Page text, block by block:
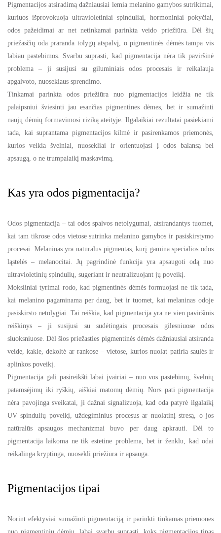
Pigmentacijos atsiradimą dažniausiai lemia melanino gamybos sutrikimai,
kuriuos išprovokuoja ultravioletiniai spinduliai, hormoniniai pokyčiai,
odos pažeidimai ar net netinkamai parinkta veido priežiūra. Dėl šių
priežasčių oda praranda tolygų atspalvį, o pigmentinės dėmės tampa vis
labiau pastebimos. Svarbu suprasti, kad pigmentacija nėra tik paviršinė
problema – ji susijusi su giluminiais odos procesais ir reikalauja
apgalvoto, nuoseklaus sprendimo.
Tinkamai parinkta odos priežiūra nuo pigmentacijos leidžia ne tik
palaipsniui šviesinti jau esančias pigmentines dėmes, bet ir sumažinti
naujų dėmių formavimosi riziką ateityje. Ilgalaikiai rezultatai pasiekiami
tada, kai suprantama pigmentacijos kilmė ir pasirenkamos priemonės,
kurios veikia švelniai, nuosekliai ir orientuojasi į odos balansą bei
apsaugą, o ne trumpalaikį maskavimą.
Kas yra odos pigmentacija?
Odos pigmentacija – tai odos spalvos netolygumai, atsirandantys tuomet,
kai tam tikrose odos vietose sutrinka melanino gamybos ir pasiskirstymo
procesai. Melaninas yra natūralus pigmentas, kurį gamina specialios odos
ląstelės – melanocitai. Jų pagrindinė funkcija yra apsaugoti odą nuo
ultravioletinių spindulių, sugeriant ir neutralizuojant jų poveikį.
Moksliniai tyrimai rodo, kad pigmentinės dėmės formuojasi ne tik tada,
kai melanino pagaminama per daug, bet ir tuomet, kai melaninas odoje
pasiskirsto netolygiai. Tai reiškia, kad pigmentacija yra ne vien paviršinis
reiškinys – ji susijusi su sudėtingais procesais gilesniuose odos
sluoksniuose. Dėl šios priežasties pigmentinės dėmės dažniausiai atsiranda
veide, kakle, dekoltė ar rankose – vietose, kurios nuolat patiria saulės ir
aplinkos poveikį.
Pigmentacija gali pasireikšti labai įvairiai – nuo vos pastebimų, švelnių
patamsėjimų iki ryškių, aiškiai matomų dėmių. Nors pati pigmentacija
nėra pavojinga sveikatai, ji dažnai signalizuoja, kad oda patyrė ilgalaikį
UV spindulių poveikį, uždegiminius procesus ar nuolatinį stresą, o jos
natūralūs apsaugos mechanizmai buvo per daug apkrauti. Dėl to
pigmentacija laikoma ne tik estetine problema, bet ir ženklu, kad odai
reikalinga kryptinga, nuosekli priežiūra ir apsauga.
Pigmentacijos tipai
Norint efektyviai sumažinti pigmentaciją ir parinkti tinkamas priemones